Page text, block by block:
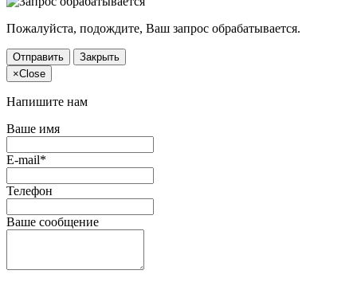
Пожалуйста, подождите, Ваш запрос обрабатывается.
Отправить
Закрыть
×Close
Напишите нам
Ваше имя
E-mail*
Телефон
Ваше сообщение